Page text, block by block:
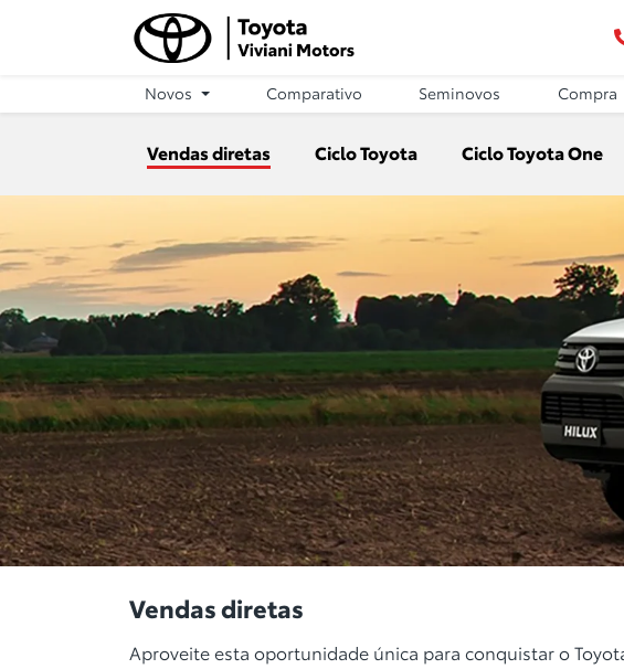
Novos Comparativo Seminovos Compra
Vendas diretas Ciclo Toyota Ciclo Toyota One
Vendas diretas
Aproveite esta oportunidade única para conquistar o